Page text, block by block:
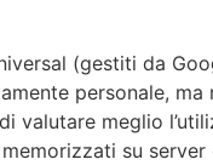
(gestiti da
personale,
valutare meglio
su